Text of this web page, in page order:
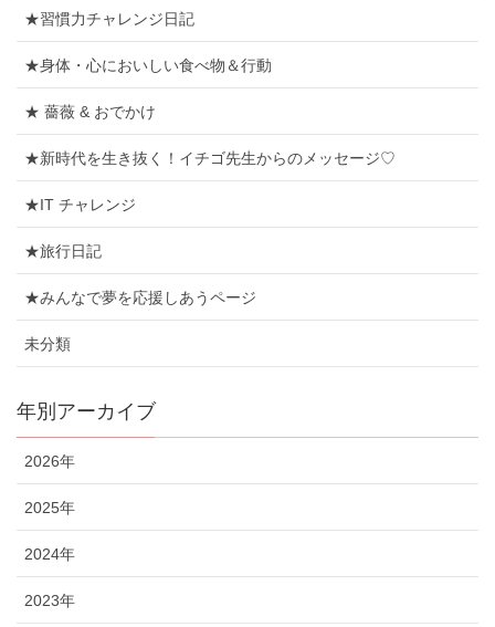
★習慣力チャレンジ日記
★身体・心においしい食べ物＆行動
★ 薔薇 & おでかけ
★新時代を生き抜く！イチゴ先生からのメッセージ♡
★IT チャレンジ
★旅行日記
★みんなで夢を応援しあうページ
未分類
年別アーカイブ
2026年
2025年
2024年
2023年